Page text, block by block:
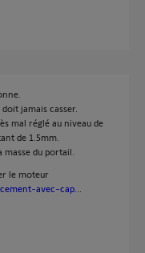
jamais casser.
mal réglé au niveau de
de 1.5mm.
du portail.
le moteur
avec-cap